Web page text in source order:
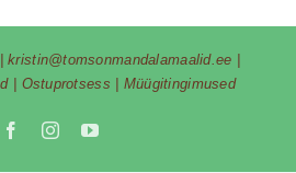
|kristin@tomsonmandalamaalid.ee
| Ostuprotsess Müügitingimused
FacebookInstagramYouTube